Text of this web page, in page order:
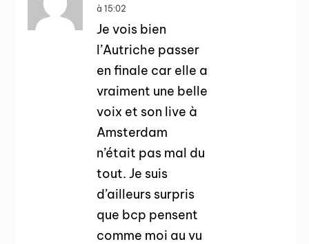
à 15:02
Je vois bien
l’Autriche passer
en finale car elle a
vraiment une belle
voix et son live à
Amsterdam
n’était pas mal du
tout. Je suis
d’ailleurs surpris
que bcp pensent
comme moi au vu